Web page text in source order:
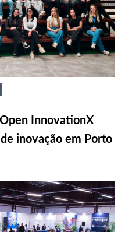
InnovationX
inovação em Porto